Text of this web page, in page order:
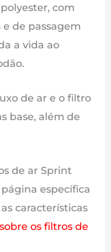
com
de passagem
a vida ao
de ar e o filtro
base, além de
de ar Sprint
específica
características
os filtros de